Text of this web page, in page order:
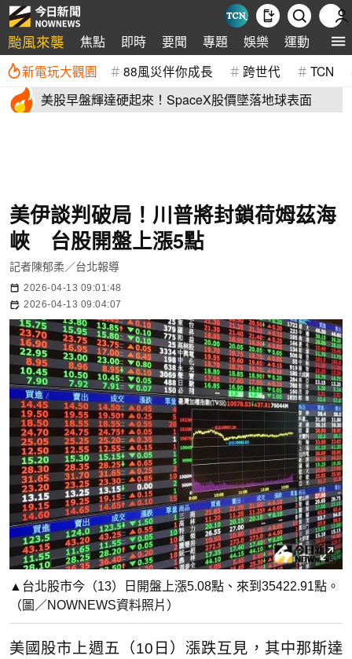
颱風來襲 焦點 即時 要聞 專題 娛樂 運動 全球
新電玩大觀園 88風災伴你成長 跨世代 TCN
美股早盤輝達硬起來！SpaceX股價墜落地球表面
美伊談判破局！川普將封鎖荷姆茲海
峽 台股開盤上漲5點
記者陳郁柔／台北報導
2026-04-13 09:01:48
2026-04-13 09:04:07
▲台北股市今（13）日開盤上漲5.08點、來到35422.91點。
（圖／NOWNEWS資料照片）
美國股市上週五（10日）漲跌互見，其中那斯達